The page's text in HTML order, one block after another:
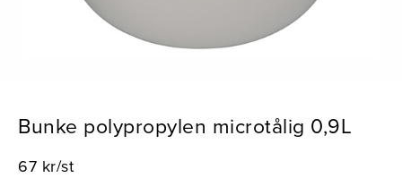
Bunke polypropylen microtålig 0,9L
67 kr/st